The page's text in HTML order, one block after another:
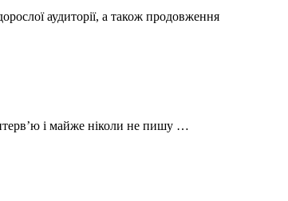
аудиторії, а також продовження
і майже ніколи не пишу …